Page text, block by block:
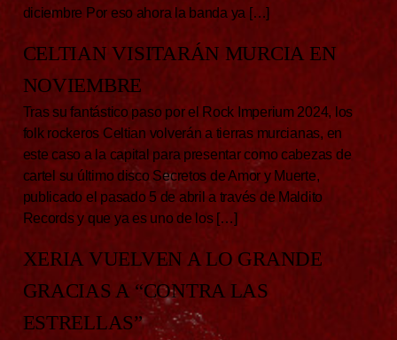
diciembre Por eso ahora la banda ya […]
CELTIAN VISITARÁN MURCIA EN
NOVIEMBRE
Tras su fantástico paso por el Rock Imperium 2024, los
folk rockeros Celtian volverán a tierras murcianas, en
este caso a la capital para presentar como cabezas de
cartel su último disco Secretos de Amor y Muerte,
publicado el pasado 5 de abril a través de Maldito
Records y que ya es uno de los […]
XERIA VUELVEN A LO GRANDE
GRACIAS A “CONTRA LAS
ESTRELLAS”